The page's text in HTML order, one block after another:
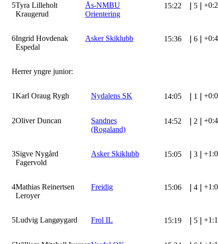
5Tyra Lilleholt
Kraugerud
Ås-NMBU
Orientering
15:22 5
6Ingrid Hovdenak
Espedal
Asker Skiklubb 15:36 6
Herrer yngre junior:
1Karl Oraug Rygh Nydalens SK 14:05 1
2Oliver Duncan
Sandnes
(Rogaland)
14:52 2
3Sigve Nygård
Fagervold
Asker Skiklubb 15:05 3
4Mathias Reinertsen
Leroyer
Freidig 15:06 4
5Ludvig Langøygard Frol IL 15:19 5